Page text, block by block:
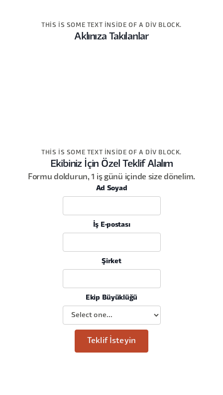
THIS IS SOME TEXT INSIDE OF A DIV BLOCK.
Aklınıza Takılanlar
THIS IS SOME TEXT INSIDE OF A DIV BLOCK.
Ekibiniz İçin Özel Teklif Alalım
Formu doldurun, 1 iş günü içinde size dönelim.
Ad Soyad
İş E-postası
Şirket
Ekip Büyüklüğü